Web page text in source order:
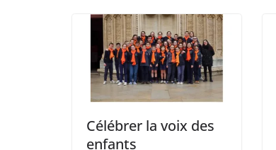
Célébrer la voix des
enfants